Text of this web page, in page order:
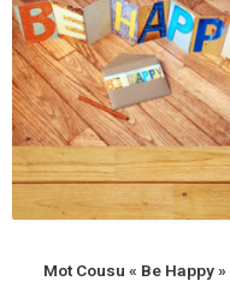
Mot Cousu « Be Happy »